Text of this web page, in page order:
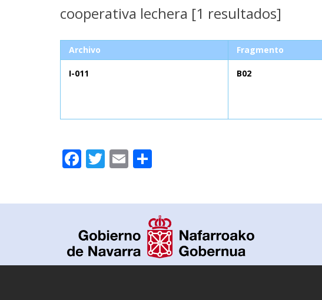
cooperativa lechera [1 resultados]
Archivo Fragmento
I-011 B02
Facebook
Twitter
Email